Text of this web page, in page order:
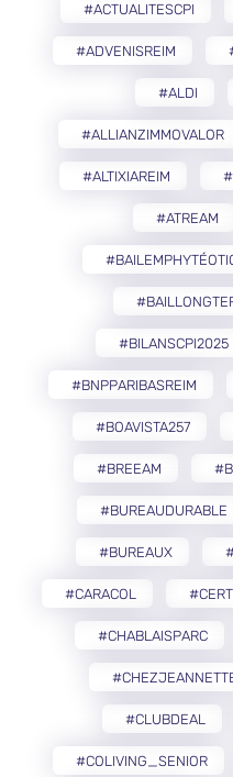
#ACTUALITESCPI
#ADVENISREIM
#ALDI
#ALLIANZIMMOVALOR
#ALTIXIAREIM
#ATREAM
#BILANSCPI2025
#BNPPARIBASREIM
#BOAVISTA257
#BREEAM
#BUREAUDURABLE
#BUREAUX
#CARACOL
#CHABLAISPARC
#CLUBDEAL
#COLIVING_SENIOR